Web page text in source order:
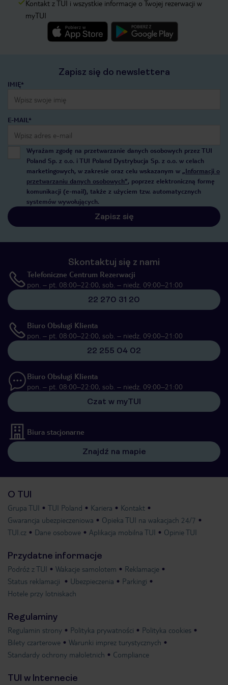
Kontakt z TUI i wszystkie informacje o Twojej rezerwacji w
myTUI
Zapisz się do newslettera
IMIĘ*
E-MAIL*
Wyrażam zgodę na przetwarzanie danych osobowych przez TUI
Poland Sp. z o.o. i TUI Poland Dystrybucja Sp. z o.o. w celach
marketingowych, w zakresie oraz celu wskazanym w „Informacji o
przetwarzaniu danych osobowych”, poprzez elektroniczną formę
komunikacji (e-mail), także z użyciem tzw. automatycznych
systemów wywołujących.
Zapisz się
Skontaktuj się z nami
Telefoniczne Centrum Rezerwacji
pon. – pt. 08:00–22:00, sob. – niedz. 09:00–21:00
22 270 31 20
Biuro Obsługi Klienta
pon. – pt. 08:00–22:00, sob. – niedz. 09:00–21:00
22 255 04 02
Biuro Obsługi Klienta
pon. – pt. 08:00–22:00, sob. – niedz. 09:00–21:00
Czat w myTUI
Biura stacjonarne
Znajdź na mapie
O TUI
Grupa TUI TUI Poland Kariera
Kontakt
Gwarancja ubezpieczeniowa
Opieka TUI na wakacjach 24/7
TUI.cz
Dane osobowe Aplikacja mobilna TUI Opinie TUI
Przydatne informacje
Podróż z TUI Wakacje samolotem
Reklamacje
Status reklamacji
Ubezpieczenia
Parkingi
Hotele przy lotniskach
Regulaminy
Regulamin strony Polityka prywatności
Polityka cookies
Bilety czarterowe
Warunki imprez turystycznych
Standardy ochrony małoletnich
Compliance
TUI w Internecie